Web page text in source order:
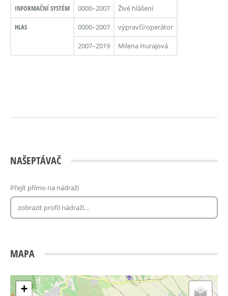
INFORMAČNÍ SYSTÉM 0000–2007 Živé hlášení
HLAS 0000–2007 výpravčí/operátor
2007–2019 Milena Hurajová
NAŠEPTÁVAČ
Přejít přímo na nádraží
MAPA
+